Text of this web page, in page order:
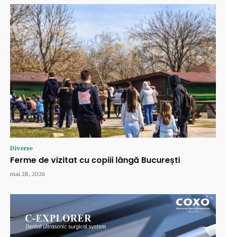
Diverse
Ferme de vizitat cu copiii lângă București
mai 28, 2026